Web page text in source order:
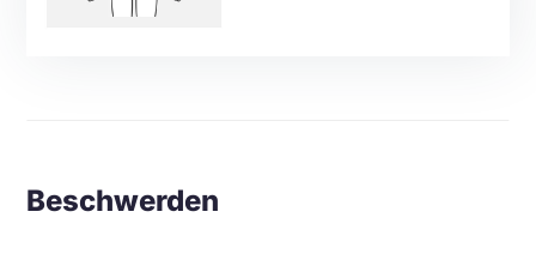
Beschwerden